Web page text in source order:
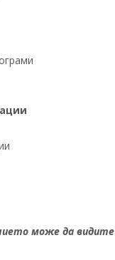
може да видите